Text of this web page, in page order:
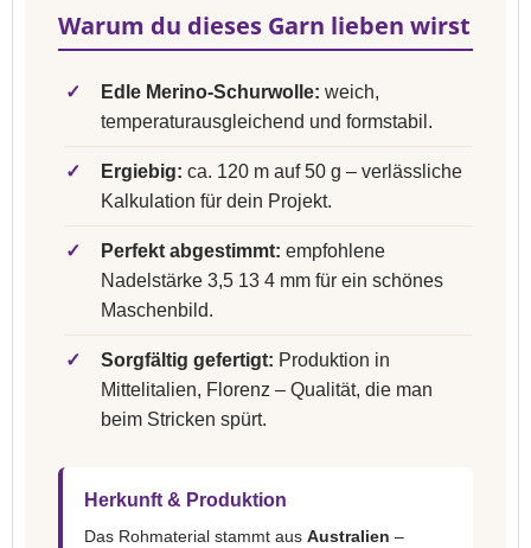
Warum du dieses Garn lieben wirst
✓ Edle Merino-Schurwolle: weich,
temperaturausgleichend und formstabil.
✓ Ergiebig: ca. 120 m auf 50 g – verlässliche
Kalkulation für dein Projekt.
✓ Perfekt abgestimmt: empfohlene
Nadelstärke 3,5 13 4 mm für ein schönes
Maschenbild.
✓ Sorgfältig gefertigt: Produktion in
Mittelitalien, Florenz – Qualität, die man
beim Stricken spürt.
Herkunft & Produktion
Das Rohmaterial stammt aus Australien –